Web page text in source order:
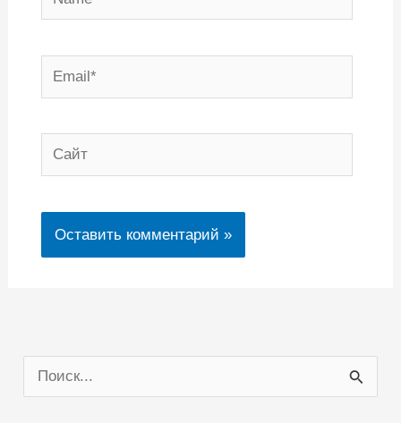
Email*
Сайт
о